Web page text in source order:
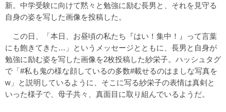
新。中学受験に向けて黙々と勉強に励む長男と、それを見守る
自身の姿を写した画像を投稿した。
この日、「本日、お昼頃の私たち『はい！集中！』って言葉
にも飽きてきた…」というメッセージとともに、長男と自身が
勉強に励む姿を写した画像を2枚投稿した紗栄子。ハッシュタグ
で「#私も鬼の様な顔しているの多数#載せるのはましな写真を
w」と説明しているように、そこに写る紗栄子の表情は真剣と
いった様子で、母子共々、真面目に取り組んでいるようだ。